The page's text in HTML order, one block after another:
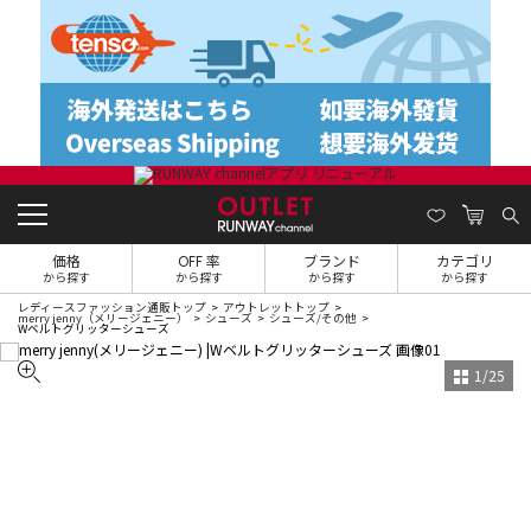
価格
から探す
OFF 率
から探す
ブランド
から探す
カテゴリ
から探す
レディースファッション通販トップ アウトレットトップ
merry jenny（メリージェニー） シューズ シューズ/その他
Wベルトグリッターシューズ
1 /25